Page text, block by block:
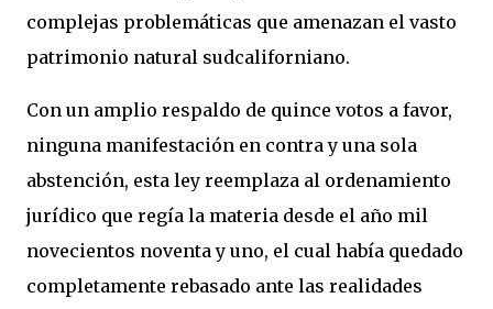
complejas problemáticas que amenazan el vasto
patrimonio natural sudcaliforniano.
Con un amplio respaldo de quince votos a favor,
ninguna manifestación en contra y una sola
abstención, esta ley reemplaza al ordenamiento
jurídico que regía la materia desde el año mil
novecientos noventa y uno, el cual había quedado
completamente rebasado ante las realidades